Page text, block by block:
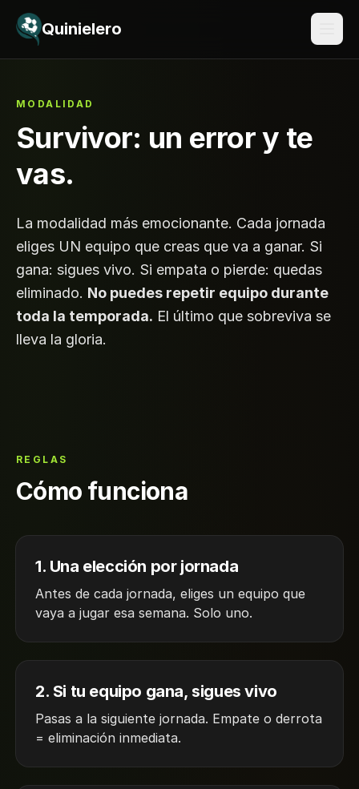
Saltar al contenido
Quinielero
MODALIDAD
Survivor: un error y te
vas.
La modalidad más emocionante. Cada jornada
eliges UN equipo que creas que va a ganar. Si
gana: sigues vivo. Si empata o pierde: quedas
eliminado. No puedes repetir equipo durante
toda la temporada. El último que sobreviva se
lleva la gloria.
REGLAS
Cómo funciona
1. Una elección por jornada
Antes de cada jornada, eliges un equipo que
vaya a jugar esa semana. Solo uno.
2. Si tu equipo gana, sigues vivo
Pasas a la siguiente jornada. Empate o derrota
= eliminación inmediata.